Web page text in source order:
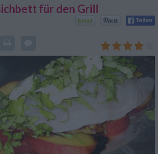
für den Grill
nicht immer Fleisch auf den Grill kommen - ein
genauso gut! Ein ebenso einfaches wie leckeres